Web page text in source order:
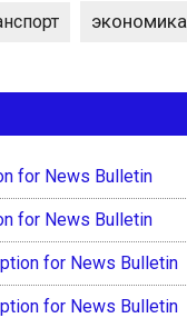
экономика
for News Bulletin
for News Bulletin
for News Bulletin
for News Bulletin